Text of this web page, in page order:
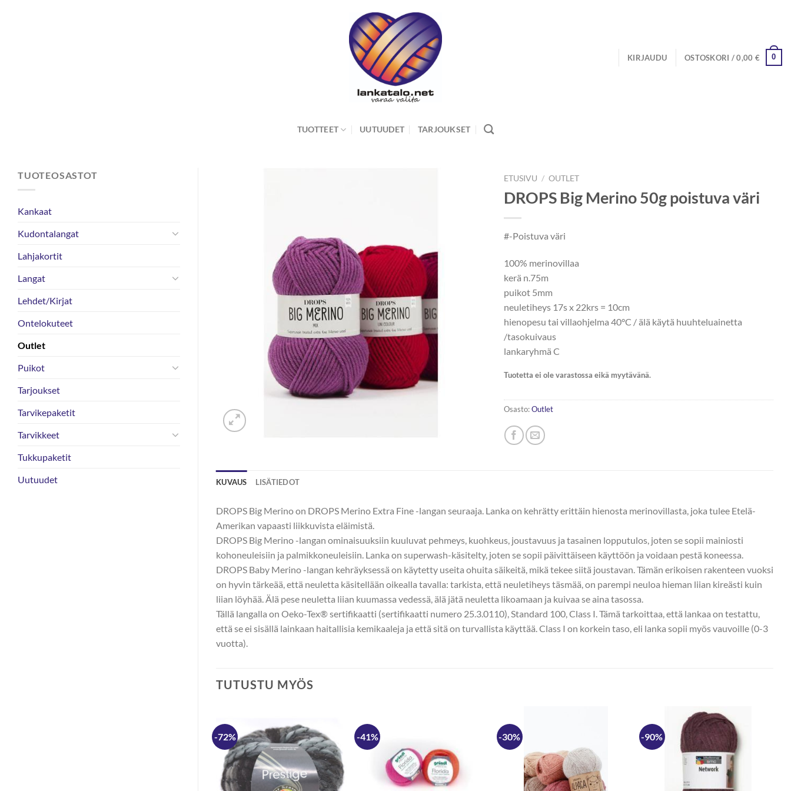
KIRJAUDU OSTOSKORI /0,00 € 0
TUOTTEET UUTUUDET TARJOUKSET
TUOTEOSASTOT
Kankaat
Kudontalangat
Lahjakortit
Langat
Lehdet/Kirjat
Ontelokuteet
Outlet
Puikot
Tarjoukset
Tarvikepaketit
Tarvikkeet
Tukkupaketit
Uutuudet
ETUSIVU / OUTLET
DROPS Big Merino 50g poistuva väri
#-Poistuva väri
100% merinovillaa
kerä n.75m
puikot 5mm
neuletiheys 17s x 22krs = 10cm
hienopesu tai villaohjelma 40°C / älä käytä huuhteluainetta
/tasokuivaus
lankaryhmä C
Tuotetta ei ole varastossa eikä myytävänä.
Osasto:Outlet
KUVAUS LISÄTIEDOT
DROPS Big Merino on DROPS Merino Extra Fine -langan seuraaja. Lanka on kehrätty erittäin hienosta merinovillasta, joka tulee Etelä-
Amerikan vapaasti liikkuvista eläimistä.
DROPS Big Merino -langan ominaisuuksiin kuuluvat pehmeys, kuohkeus, joustavuus ja tasainen lopputulos, joten se sopii mainiosti
kohoneuleisiin ja palmikkoneuleisiin. Lanka on superwash-käsitelty, joten se sopii päivittäiseen käyttöön ja voidaan pestä koneessa.
DROPS Baby Merino -langan kehräyksessä on käytetty useita ohuita säikeitä, mikä tekee siitä joustavan. Tämän erikoisen rakenteen vuoksi
on hyvin tärkeää, että neuletta käsitellään oikealla tavalla: tarkista, että neuletiheys täsmää, on parempi neuloa hieman liian kireästi kuin
liian löyhää. Älä pese neuletta liian kuumassa vedessä, älä jätä neuletta likoamaan ja kuivaa se aina tasossa.
Tällä langalla on Oeko-Tex® sertifikaatti (sertifikaatti numero 25.3.0110), Standard 100, Class I. Tämä tarkoittaa, että lankaa on testattu,
että se ei sisällä lainkaan haitallisia kemikaaleja ja että sitä on turvallista käyttää. Class I on korkein taso, eli lanka sopii myös vauvoille (0-3
vuotta).
TUTUSTU MYÖS
-72% -41% -30% -90%